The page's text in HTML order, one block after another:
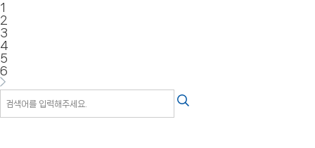
1
2
3
4
5
6